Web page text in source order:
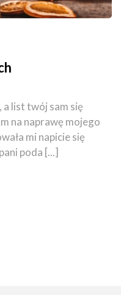
a list twój sam się
na naprawę mojego
mi napicie się
poda [...]